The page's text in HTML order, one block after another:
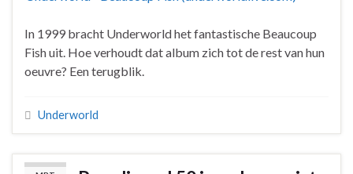
In 1999 bracht Underworld het fantastische Beaucoup
Fish uit. Hoe verhoudt dat album zich tot de rest van hun
oeuvre? Een terugblik.
Underworld